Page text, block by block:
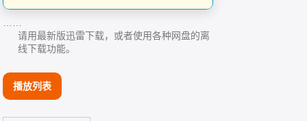
……
请用最新版迅雷下载，或者使用各种网盘的离
线下载功能。
播放列表